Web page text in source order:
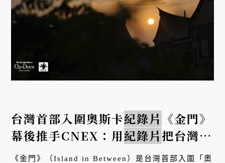
台灣首部入圍奧斯卡紀錄片 《金門》
幕後推手CNEX：用紀錄片把台灣的
故事帶到國際
《金門》（Island in Between）是台灣首部入圍「奧